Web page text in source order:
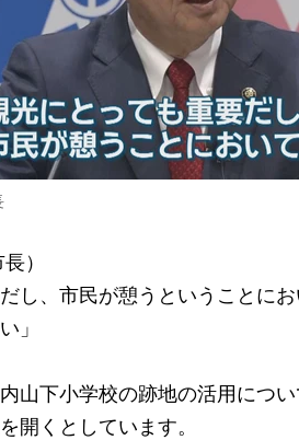
）
し、市民が憩うということに
」
山下小学校の跡地の活用につ
開くとしています。